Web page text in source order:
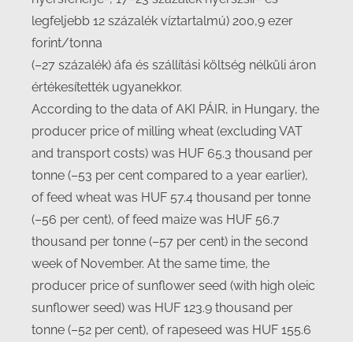
legfeljebb 12 százalék víztartalmú) 200,9 ezer
forint/tonna
(–27 százalék) áfa és szállítási költség nélküli áron
értékesítették ugyanekkor.
According to the data of AKI PÁIR, in Hungary, the
producer price of milling wheat (excluding VAT
and transport costs) was HUF 65.3 thousand per
tonne (–53 per cent compared to a year earlier),
of feed wheat was HUF 57.4 thousand per tonne
(–56 per cent), of feed maize was HUF 56.7
thousand per tonne (–57 per cent) in the second
week of November. At the same time, the
producer price of sunflower seed (with high oleic
sunflower seed) was HUF 123.9 thousand per
tonne (–52 per cent), of rapeseed was HUF 155.6